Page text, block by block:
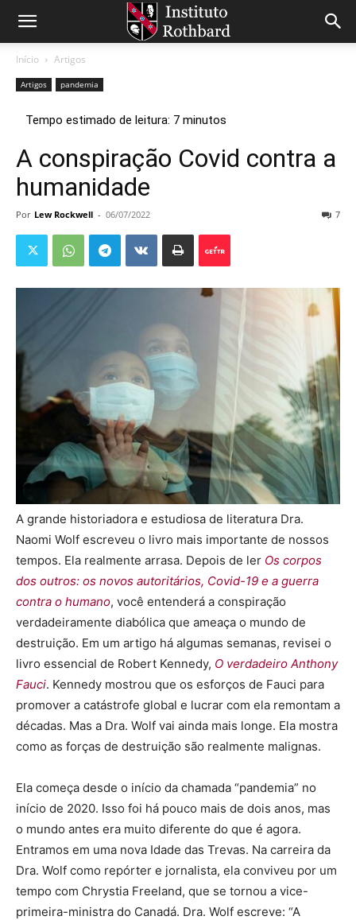
Início Artigos
Artigos pandemia
A conspiração Covid contra a
humanidade
Por Lew Rockwell - 06/07/2022 7
A grande historiadora e estudiosa de literatura Dra.
Naomi Wolf escreveu o livro mais importante de nossos
tempos. Ela realmente arrasa. Depois de ler Os corpos
dos outros: os novos autoritários, Covid-19 e a guerra
contra o humano, você entenderá a conspiração
verdadeiramente diabólica que ameaça o mundo de
destruição. Em um artigo há algumas semanas, revisei o
livro essencial de Robert Kennedy, O verdadeiro Anthony
Fauci. Kennedy mostrou que os esforços de Fauci para
promover a catástrofe global e lucrar com ela remontam a
décadas. Mas a Dra. Wolf vai ainda mais longe. Ela mostra
como as forças de destruição são realmente malignas.
Ela começa desde o início da chamada “pandemia” no
início de 2020. Isso foi há pouco mais de dois anos, mas
o mundo antes era muito diferente do que é agora.
Entramos em uma nova Idade das Trevas. Na carreira da
Dra. Wolf como repórter e jornalista, ela conviveu por um
tempo com Chrystia Freeland, que se tornou a vice-
primeira-ministra do Canadá. Dra. Wolf escreve: “A